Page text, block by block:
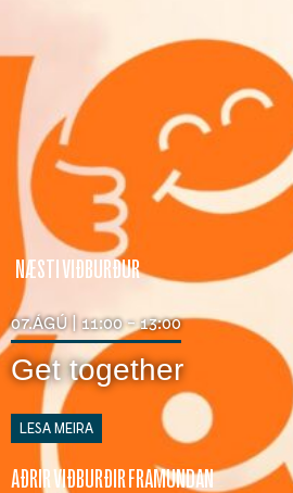
NÆSTI VIÐBURÐUR
07.ÁGÚ | 11:00 - 13:00
Get together
LESA MEIRA
AÐRIR VIÐBURÐIR FRAMUNDAN